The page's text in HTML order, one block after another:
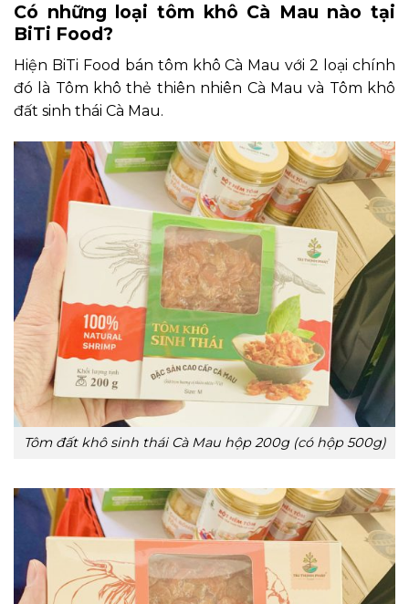
Có những loại tôm khô Cà Mau nào tại
BiTi Food?
Hiện BiTi Food bán tôm khô Cà Mau với 2 loại chính
đó là Tôm khô thẻ thiên nhiên Cà Mau và Tôm khô
đất sinh thái Cà Mau.
Tôm đất khô sinh thái Cà Mau hộp 200g (có hộp 500g)